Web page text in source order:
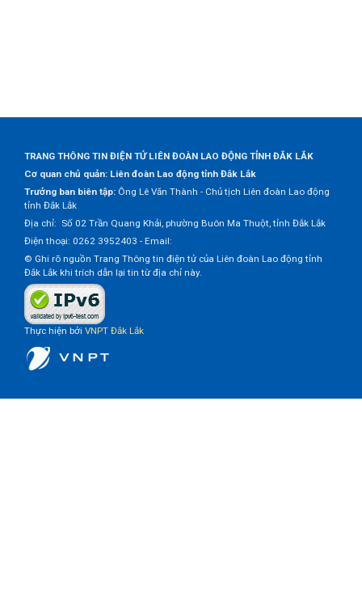
TRANG THÔNG TIN ĐIỆN TỬ LIÊN ĐOÀN LAO ĐỘNG TỈNH ĐẮK LẮK
Cơ quan chủ quản: Liên đoàn Lao động tỉnh Đắk Lắk
Trưởng ban biên tập: Ông Lê Văn Thành - Chủ tịch Liên đoàn Lao động
tỉnh Đắk Lắk
Địa chỉ: Số 02 Trần Quang Khải, phường Buôn Ma Thuột, tỉnh Đắk Lắk
Điện thoại: 0262 3952403 - Email:
© Ghi rõ nguồn Trang Thông tin điện tử của Liên đoàn Lao động tỉnh
Đắk Lắk khi trích dẫn lại tin từ địa chỉ này.
Thực hiện bởi VNPT Đắk Lắk